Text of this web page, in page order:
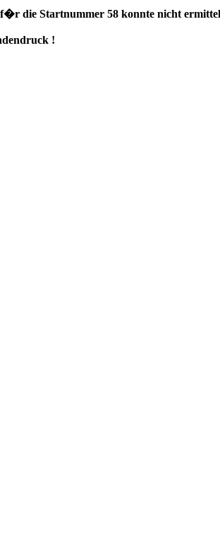
die Startnummer 58 konnte nicht
!